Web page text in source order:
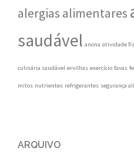
alergias alimentares
saudável anona atividade
culinária saudável ervilhas exercício favas
mitos nutrientes refrigerantes segurança
ARQUIVO